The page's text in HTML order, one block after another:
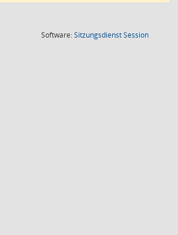
Software:SitzungsdienstSession(Wird in